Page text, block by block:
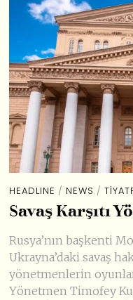
HEADLINE / NEWS /
Savaş Karşıtı
Rusya’nın başkenti
Ukrayna’daki savaş
yönetmenlerin
Yönetmen Timofey